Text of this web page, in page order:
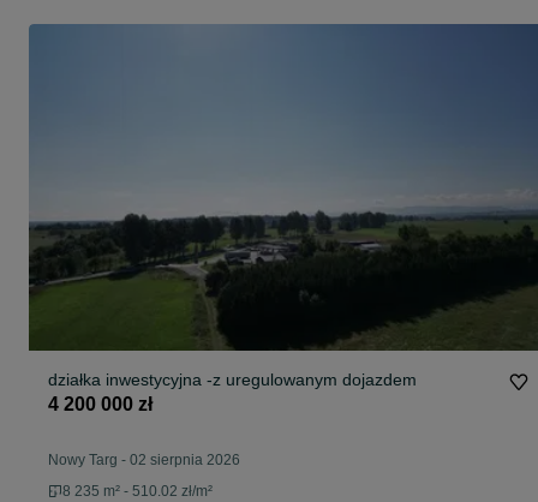
działka inwestycyjna -z uregulowanym dojazdem
4 200 000 zł
Nowy Targ - 02 sierpnia 2026
8 235 m² - 510.02 zł/m²